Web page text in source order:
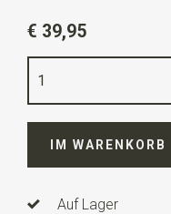
Farbe
Qualität
Länge 12 cm
verstellbaren Bändchen.
€ 39,95
IM WARENKORB
Auf Lager